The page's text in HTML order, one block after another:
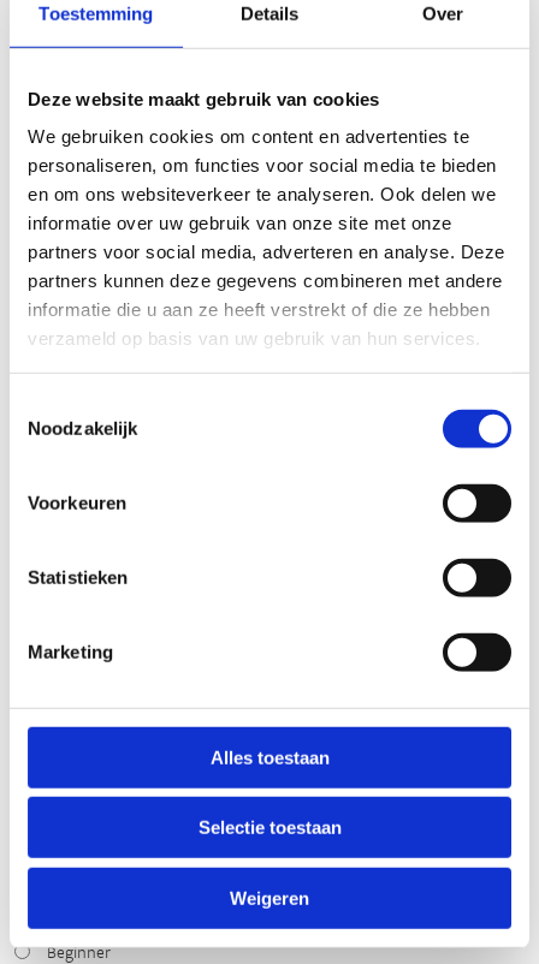
Toestemming Details Over
Deze website maakt gebruik van cookies
We gebruiken cookies om content en advertenties te
personaliseren, om functies voor social media te bieden
en om ons websiteverkeer te analyseren. Ook delen we
informatie over uw gebruik van onze site met onze
partners voor social media, adverteren en analyse. Deze
partners kunnen deze gegevens combineren met andere
informatie die u aan ze heeft verstrekt of die ze hebben
verzameld op basis van uw gebruik van hun services.
Noodzakelijk
Voorkeuren
Statistieken
Marketing
Alles toestaan
Selectie toestaan
Weigeren
slecht
licht zwaar
TECHNISCHE MOEILIJKHEIDSGRAAD
makkelijk moeilijk
slecht
Routemeldpunt
STAAT VAN PARCOURS(ONDERGROND, BEGROEIING, ONDERHOUD)
slecht
WEER
Zonnig
Winters
Beginner